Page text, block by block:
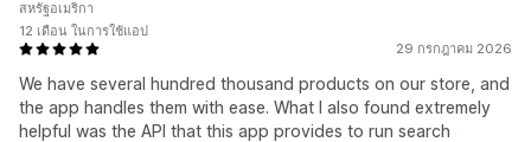
29 กรกฎาคม 2026
We have several hundred thousand products on our store, and
the app handles them with ease. What I also found extremely
helpful was the API that this app provides to run search
สหรัฐอเมริกา
12 เดือน ในการใช้แอป